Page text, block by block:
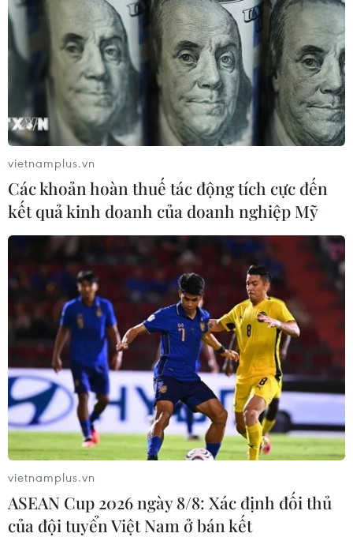
vietnamplus.vn
Các khoản hoàn thuế tác động tích cực đến
kết quả kinh doanh của doanh nghiệp Mỹ
vietnamplus.vn
ASEAN Cup 2026 ngày 8/8: Xác định đối thủ
của đội tuyển Việt Nam ở bán kết